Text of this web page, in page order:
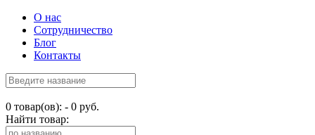
О нас
Сотрудничество
Блог
Контакты
0 товар(ов): - 0 руб.
Найти товар: